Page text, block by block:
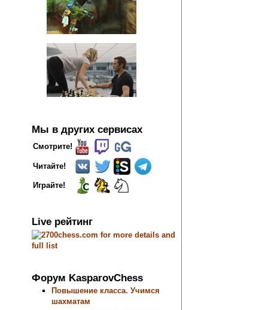
Мы в других сервисах
Смотрите!
Читайте!
Играйте!
Live рейтинг
Форум KasparovChess
Повышение класса. Учимся
шахматам